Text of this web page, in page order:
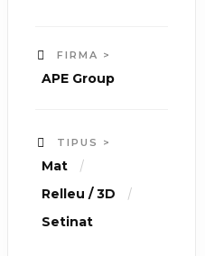
FIRMA >
APE Group
TIPUS >
Mat /
Relleu / 3D /
Setinat